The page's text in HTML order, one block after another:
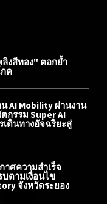
งสีทอง" ตอกย้ำ
ค
น AI Mobility ผ่านงาน
ตกรรม Super AI
ดินทางอัจฉริยะสู่
าศความสำเร็จ
ตามเงื่อนไข
จังหวัดระยอง